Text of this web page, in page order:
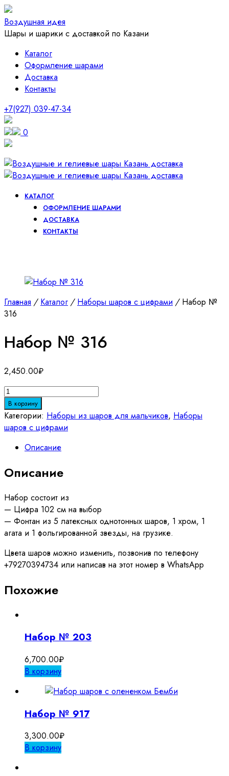
Воздушная идея
Шары и шарики с доставкой по Казани
Каталог
Оформление шарами
Доставка
Контакты
+7(927) 039-47-34
0
КАТАЛОГ
ОФОРМЛЕНИЕ ШАРАМИ
ДОСТАВКА
КОНТАКТЫ
Главная / Каталог / Наборы шаров с цифрами /Набор №
316
Набор № 316
2,450.00₽
Количество
товара
Набор
№
В корзину
Категории: Наборы из шаров для мальчиков, Наборы
шаров с цифрами
Описание
Описание
Набор состоит из
— Цифра 102 см на выбор
— Фонтан из 5 латексных однотонных шаров, 1 хром, 1
агата и 1 фольгированной звезды, на грузике.
Цвета шаров можно изменить, позвонив по телефону
+79270394734 или написав на этот номер в WhatsApp
Похожие
Набор № 203
6,700.00₽
В корзину
Набор № 917
3,300.00₽
В корзину